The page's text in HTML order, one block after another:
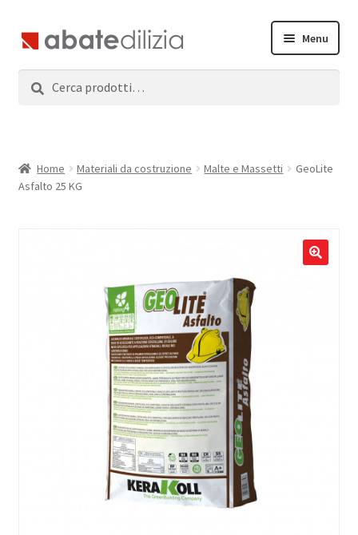
Vai
alla
navigazione
Vai
al
contenuto
Menu
child
ServiziHome Materiali da costruzione Malte e Massetti
GeoLite
Asfalto 25 KG